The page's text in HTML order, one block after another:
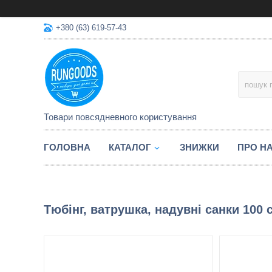
+380 (63) 619-57-43
Товари повсядневного користування
ГОЛОВНА КАТАЛОГ ЗНИЖКИ ПРО
Тюбінг, ватрушка, надувні санки